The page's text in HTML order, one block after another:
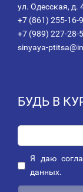
ул. Одесская, д.
+7 (861) 255-16-
+7 (989) 227-28-
sinyaya-
БУДЬ В
Я даю
данных.